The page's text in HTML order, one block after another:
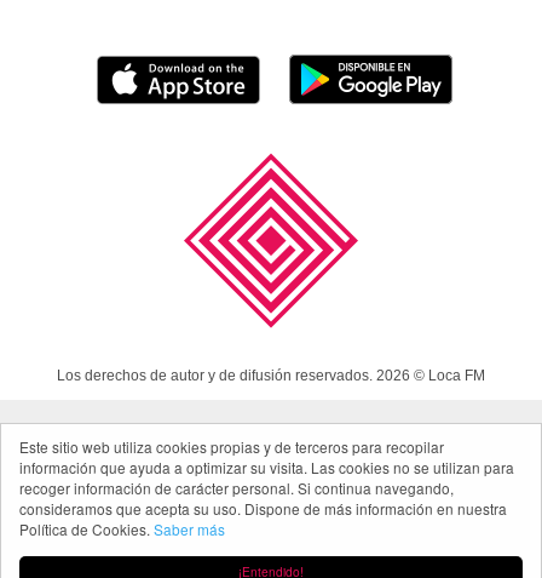
¡Entendido!
Este sitio web utiliza cookies propias y de terceros para recopilar
información que ayuda a optimizar su visita. Las cookies no se utilizan para
recoger información de carácter personal. Si continua navegando,
consideramos que acepta su uso. Dispone de más información en nuestra
Política de Cookies. Saber más
Los derechos de autor y de difusión reservados. 2026 © Loca FM
Aviso Legal
Política de cookies
Política de privacidad App